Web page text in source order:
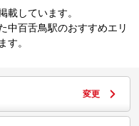
載しています。
中百舌鳥駅のおすすめエリ
す。
変更